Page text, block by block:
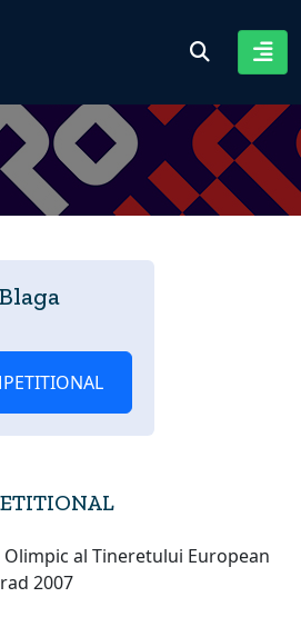
Olimpic al Tineretului European
2007